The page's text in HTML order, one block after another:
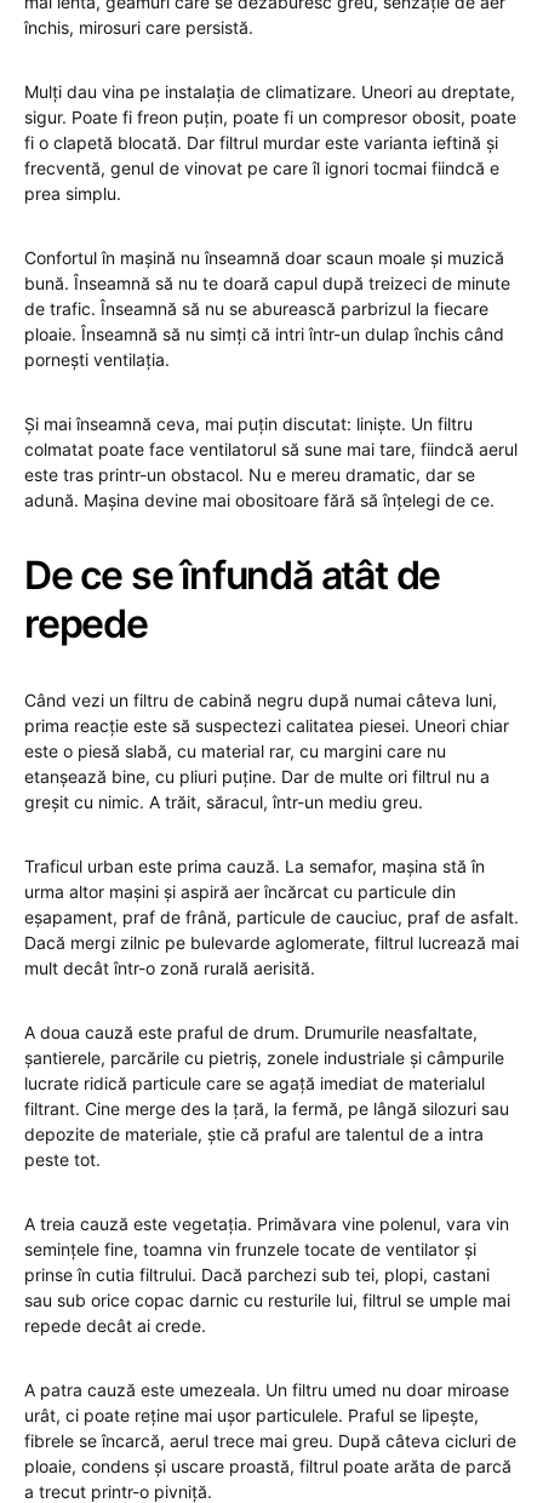
închis, mirosuri care persistă.
Mulți dau vina pe instalația de climatizare. Uneori au dreptate,
sigur. Poate fi freon puțin, poate fi un compresor obosit, poate
fi o clapetă blocată. Dar filtrul murdar este varianta ieftină și
frecventă, genul de vinovat pe care îl ignori tocmai fiindcă e
prea simplu.
Confortul în mașină nu înseamnă doar scaun moale și muzică
bună. Înseamnă să nu te doară capul după treizeci de minute
de trafic. Înseamnă să nu se aburească parbrizul la fiecare
ploaie. Înseamnă să nu simți că intri într-un dulap închis când
pornești ventilația.
Și mai înseamnă ceva, mai puțin discutat: liniște. Un filtru
colmatat poate face ventilatorul să sune mai tare, fiindcă aerul
este tras printr-un obstacol. Nu e mereu dramatic, dar se
adună. Mașina devine mai obositoare fără să înțelegi de ce.
De ce se înfundă atât de
repede
Când vezi un filtru de cabină negru după numai câteva luni,
prima reacție este să suspectezi calitatea piesei. Uneori chiar
este o piesă slabă, cu material rar, cu margini care nu
etanșează bine, cu pliuri puține. Dar de multe ori filtrul nu a
greșit cu nimic. A trăit, săracul, într-un mediu greu.
Traficul urban este prima cauză. La semafor, mașina stă în
urma altor mașini și aspiră aer încărcat cu particule din
eșapament, praf de frână, particule de cauciuc, praf de asfalt.
Dacă mergi zilnic pe bulevarde aglomerate, filtrul lucrează mai
mult decât într-o zonă rurală aerisită.
A doua cauză este praful de drum. Drumurile neasfaltate,
șantierele, parcările cu pietriș, zonele industriale și câmpurile
lucrate ridică particule care se agață imediat de materialul
filtrant. Cine merge des la țară, la fermă, pe lângă silozuri sau
depozite de materiale, știe că praful are talentul de a intra
peste tot.
A treia cauză este vegetația. Primăvara vine polenul, vara vin
semințele fine, toamna vin frunzele tocate de ventilator și
prinse în cutia filtrului. Dacă parchezi sub tei, plopi, castani
sau sub orice copac darnic cu resturile lui, filtrul se umple mai
repede decât ai crede.
A patra cauză este umezeala. Un filtru umed nu doar miroase
urât, ci poate reține mai ușor particulele. Praful se lipește,
fibrele se încarcă, aerul trece mai greu. După câteva cicluri de
ploaie, condens și uscare proastă, filtrul poate arăta de parcă
a trecut printr-o pivniță.